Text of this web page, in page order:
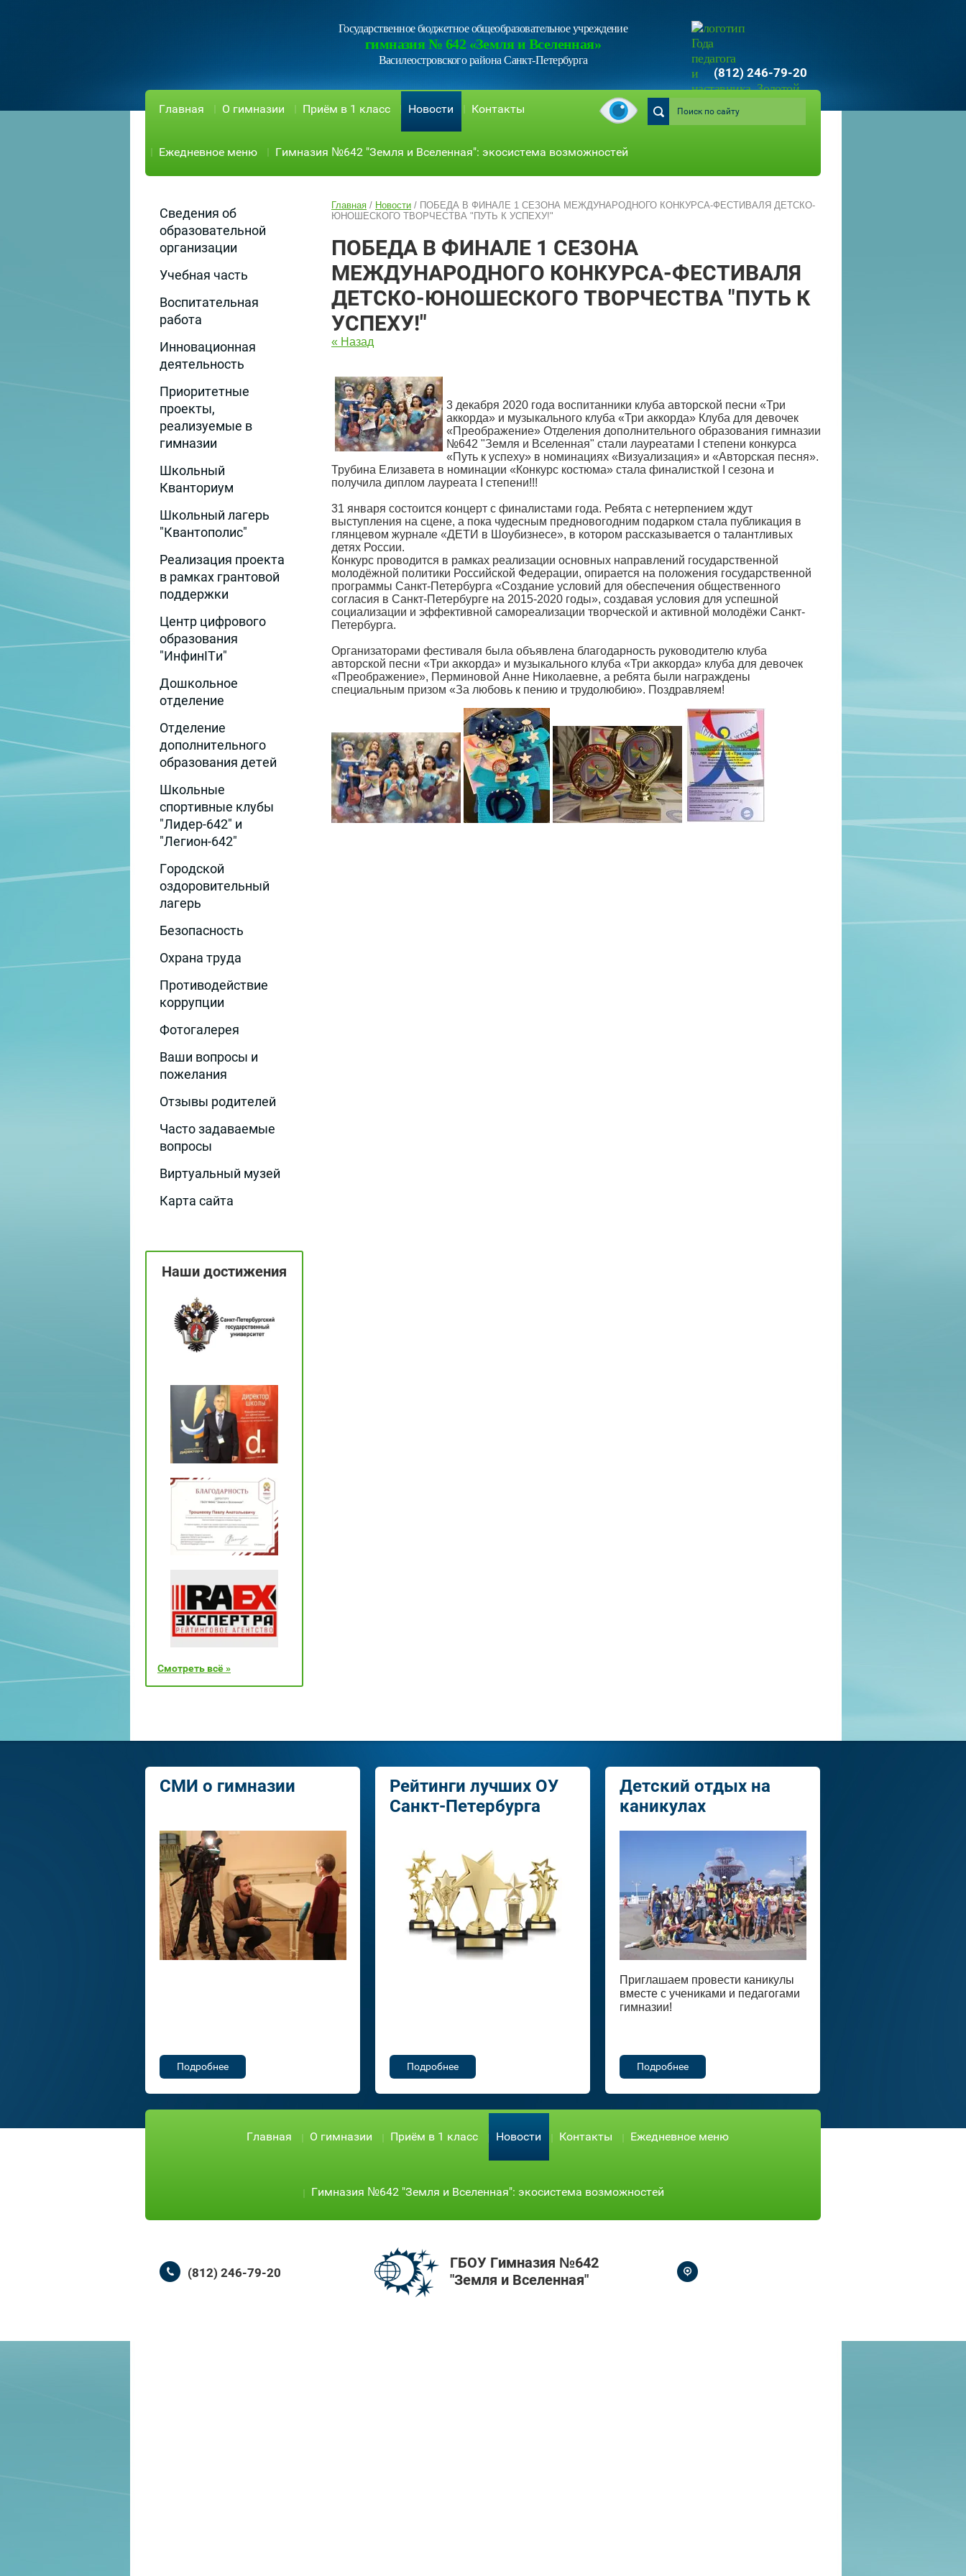
Государственное бюджетное общеобразовательное учреждение
гимназия № 642 «Земля и Вселенная»
Василеостровского района Санкт-Петербурга
(812) 246-79-20
Главная О гимназии Приём в 1 класс Новости Контакты
Ежедневное меню Гимназия №642 "Земля и Вселенная": экосистема возможностей
Сведения об
образовательной
организации
Учебная часть
Воспитательная
работа
Инновационная
деятельность
Приоритетные
проекты,
реализуемые в
гимназии
Школьный
Кванториум
Школьный лагерь
"Квантополис"
Реализация проекта
в рамках грантовой
поддержки
Центр цифрового
образования
"ИнфинITи"
Дошкольное
отделение
Отделение
дополнительного
образования детей
Школьные
спортивные клубы
"Лидер-642" и
"Легион-642"
Городской
оздоровительный
лагерь
Безопасность
Охрана труда
Противодействие
коррупции
Фотогалерея
Ваши вопросы и
пожелания
Отзывы родителей
Часто задаваемые
вопросы
Виртуальный музей
Карта сайта
Наши достижения
Смотреть всё »
Главная / Новости / ПОБЕДА В ФИНАЛЕ 1 СЕЗОНА МЕЖДУНАРОДНОГО КОНКУРСА-ФЕСТИВАЛЯ ДЕТСКО-
ЮНОШЕСКОГО ТВОРЧЕСТВА "ПУТЬ К УСПЕХУ!"
ПОБЕДА В ФИНАЛЕ 1 СЕЗОНА
МЕЖДУНАРОДНОГО КОНКУРСА-ФЕСТИВАЛЯ
ДЕТСКО-ЮНОШЕСКОГО ТВОРЧЕСТВА "ПУТЬ К
УСПЕХУ!"
« Назад
3 декабря 2020 года воспитанники клуба авторской песни «Три
аккорда» и музыкального клуба «Три аккорда» Клуба для девочек
«Преображение» Отделения дополнительного образования гимназии
№642 "Земля и Вселенная" стали лауреатами I степени конкурса
«Путь к успеху» в номинациях «Визуализация» и «Авторская песня».
Трубина Елизавета в номинации «Конкурс костюма» стала финалисткой I сезона и
получила диплом лауреата I степени!!!
31 января состоится концерт с финалистами года. Ребята с нетерпением ждут
выступления на сцене, а пока чудесным предновогодним подарком стала публикация в
глянцевом журнале «ДЕТИ в Шоубизнесе», в котором рассказывается о талантливых
детях России.
Конкурс проводится в рамках реализации основных направлений государственной
молодёжной политики Российской Федерации, опирается на положения государственной
программы Санкт-Петербурга «Создание условий для обеспечения общественного
согласия в Санкт-Петербурге на 2015-2020 годы», создавая условия для успешной
социализации и эффективной самореализации творческой и активной молодёжи Санкт-
Петербурга.
Организаторами фестиваля была объявлена благодарность руководителю клуба
авторской песни «Три аккорда» и музыкального клуба «Три аккорда» клуба для девочек
«Преображение», Перминовой Анне Николаевне, а ребята были награждены
специальным призом «За любовь к пению и трудолюбию». Поздравляем!
СМИ о гимназии
Подробнее
Рейтинги лучших ОУ
Санкт-Петербурга
Подробнее
Детский отдых на
каникулах
Приглашаем провести каникулы
вместе с учениками и педагогами
гимназии!
Подробнее
Главная О гимназии Приём в 1 класс Новости Контакты Ежедневное меню
Гимназия №642 "Земля и Вселенная": экосистема возможностей
(812) 246-79-20
ГБОУ Гимназия №642
"Земля и Вселенная"